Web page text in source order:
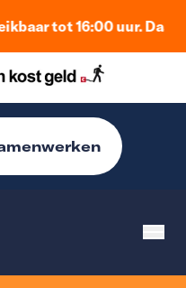
tot 16:00 uur. Daarna